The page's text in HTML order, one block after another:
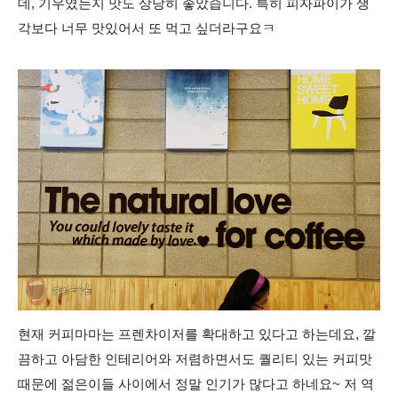
데, 기우였는지 맛도 상당히 좋았습니다. 특히 피자파이가 생
각보다 너무 맛있어서 또 먹고 싶더라구요ㅋ
현재 커피마마는 프렌차이저를 확대하고 있다고 하는데요, 깔
끔하고 아담한 인테리어와 저렴하면서도 퀄리티 있는 커피맛
때문에 젊은이들 사이에서 정말 인기가 많다고 하네요~ 저 역